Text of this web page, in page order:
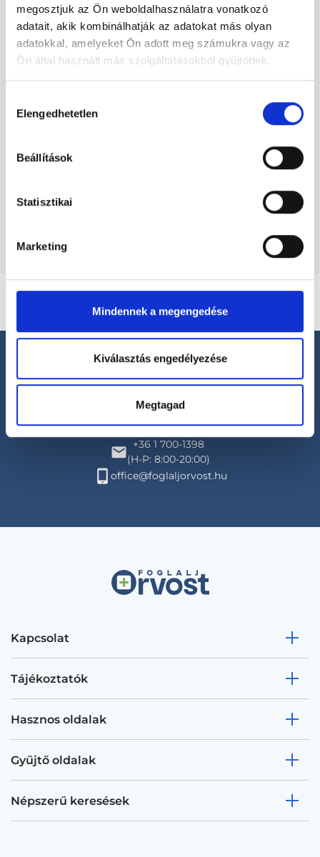
megosztjuk az Ön weboldalhasználatra vonatkozó
adatait, akik kombinálhatják az adatokat más olyan
adatokkal, amelyeket Ön adott meg számukra vagy az
Ön által használt más szolgáltatásokból gyűjtöttek.
szabályzat:https://foglaljorvost.hu/info/foglaljorvost-
kiválasztása
Elengedhetetlen
Beállítások
Statisztikai
Marketing
Mindennek a megengedése
Kiválasztás engedélyezése
Megtagad
Neurológus - Neurológia
Neurológia TERÜLETHEZ KAPCSOLÓDÓ
Budapesti és vidéki neurológus orvosok
Segíthetünk?
+36 1 700-1398
(H-P: 8:00-20:00)
office@foglaljorvost.hu
Kapcsolat
Tájékoztatók
Hasznos oldalak
Gyűjtő oldalak
Népszerű keresések